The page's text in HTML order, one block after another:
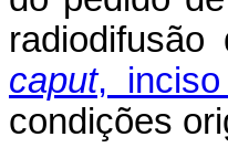
caput,
condições